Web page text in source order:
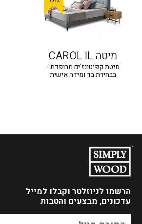
מיטה CAROL IL
מיטת קפיטונז'ים מרופדת -
בבחירת בד ומידה אישית
הרשמו לניוזלטר וקבלו למייל
עדכונים, מבצעים והטבות